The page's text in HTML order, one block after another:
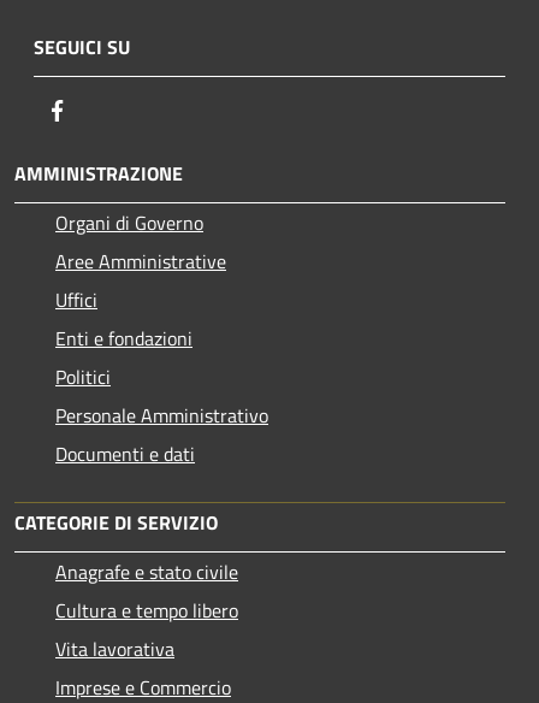
SEGUICI SU
AMMINISTRAZIONE
Organi di Governo
Aree Amministrative
Uffici
Enti e fondazioni
Politici
Personale Amministrativo
Documenti e dati
CATEGORIE DI SERVIZIO
Anagrafe e stato civile
Cultura e tempo libero
Vita lavorativa
Imprese e Commercio